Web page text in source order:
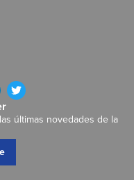
últimas novedades de la